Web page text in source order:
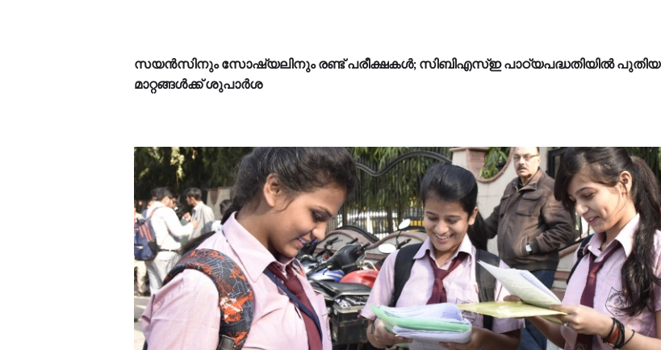
സയൻസിനും സോഷ്യലിനും രണ്ട് പരീക്ഷകൾ; സിബിഎസ്‍ഇ പാഠ്യപദ്ധതിയിൽ പുതിയ
മാറ്റങ്ങൾക്ക് ശുപാർശ